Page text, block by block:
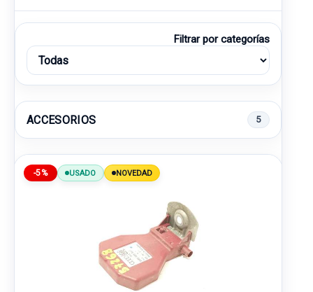
Filtrar por categorías
ACCESORIOS 5
-5% USADO NOVEDAD